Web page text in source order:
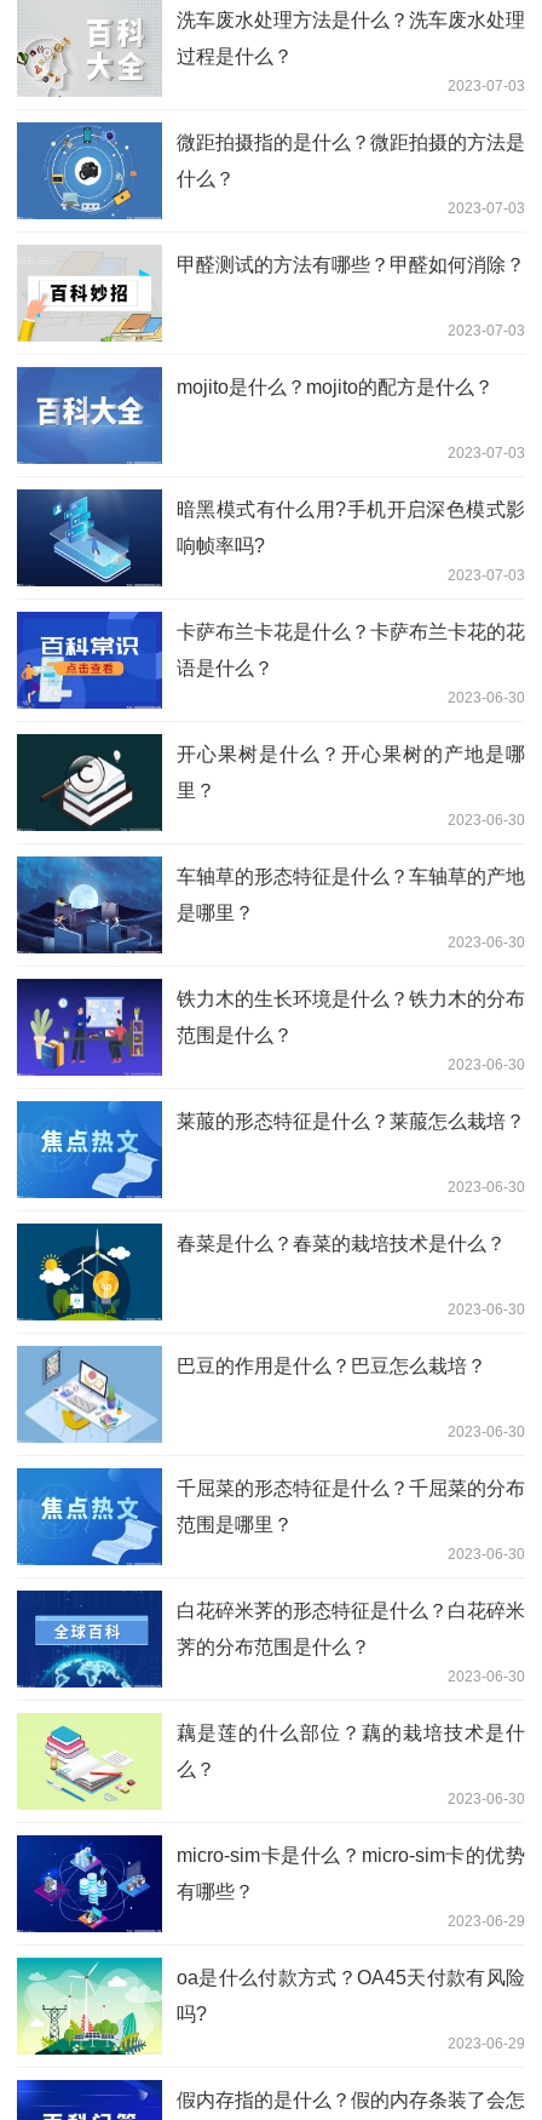
洗车废水处理方法是什么？洗车废水处理
过程是什么？
2023-07-03
微距拍摄指的是什么？微距拍摄的方法是
什么？
2023-07-03
甲醛测试的方法有哪些？甲醛如何消除？
2023-07-03
mojito是什么？mojito的配方是什么？
2023-07-03
暗黑模式有什么用?手机开启深色模式影
响帧率吗?
2023-07-03
卡萨布兰卡花是什么？卡萨布兰卡花的花
语是什么？
2023-06-30
开心果树是什么？开心果树的产地是哪
里？
2023-06-30
车轴草的形态特征是什么？车轴草的产地
是哪里？
2023-06-30
铁力木的生长环境是什么？铁力木的分布
范围是什么？
2023-06-30
莱菔的形态特征是什么？莱菔怎么栽培？
2023-06-30
春菜是什么？春菜的栽培技术是什么？
2023-06-30
巴豆的作用是什么？巴豆怎么栽培？
2023-06-30
千屈菜的形态特征是什么？千屈菜的分布
范围是哪里？
2023-06-30
白花碎米荠的形态特征是什么？白花碎米
荠的分布范围是什么？
2023-06-30
藕是莲的什么部位？藕的栽培技术是什
么？
2023-06-30
micro-sim卡是什么？micro-sim卡的优势
有哪些？
2023-06-29
oa是什么付款方式？OA45天付款有风险
吗?
2023-06-29
假内存指的是什么？假的内存条装了会怎